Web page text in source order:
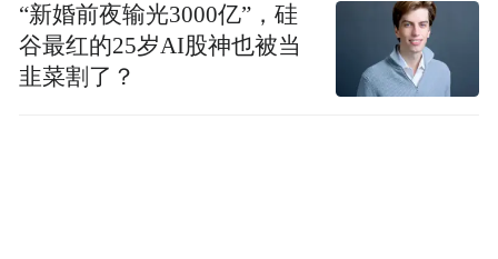
“新婚前夜输光3000亿”，硅
谷最红的25岁AI股神也被当
韭菜割了？